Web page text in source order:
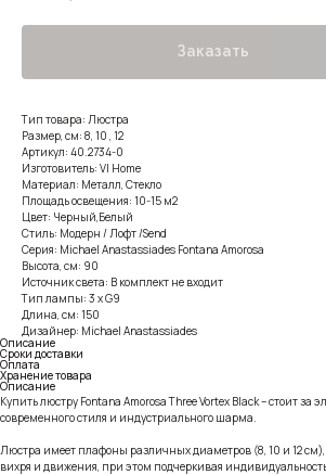
Заказать
Тип товара: Люстра
Размер, см: 8, 10 , 12
Артикул: 40.2734-0
Изготовитель: VI Home
Материал: Металл, Стекло
Площадь освещения: 10-15 м2
Цвет: Черный,Белый
Стиль: Модерн / Лофт /Send
Серия: Michael Anastassiades Fontana Amorosa
Высота, см: 90
Источник света: В комплект не входит
Тип лампы: 3 x G9
Длина, см: 150
Дизайнер: Michael Anastassiades
Описание
Сроки доставки
Оплата
Хранение товара
Описание
Купить люстру Fontana Amorosa Three Vortex Black – стоит за
современного стиля и индустриального шарма.
Люстра имеет плафоны различных диаметров (8, 10 и 12 см),
вихря и движения, при этом подчеркивая